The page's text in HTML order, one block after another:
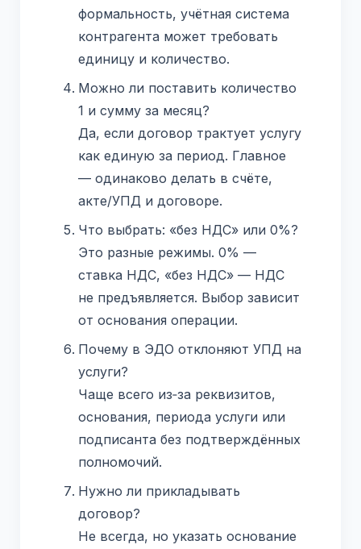
формальность, учётная система
контрагента может требовать
единицу и количество.
Можно ли поставить количество
1 и сумму за месяц?
Да, если договор трактует услугу
как единую за период. Главное
— одинаково делать в счёте,
акте/УПД и договоре.
Что выбрать: «без НДС» или 0%?
Это разные режимы. 0% —
ставка НДС, «без НДС» — НДС
не предъявляется. Выбор зависит
от основания операции.
Почему в ЭДО отклоняют УПД на
услуги?
Чаще всего из‑за реквизитов,
основания, периода услуги или
подписанта без подтверждённых
полномочий.
Нужно ли прикладывать
договор?
Не всегда, но указать основание